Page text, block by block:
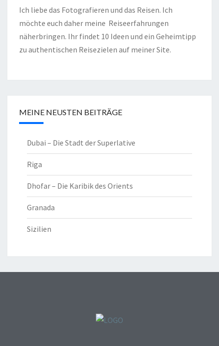
Ich liebe das Fotografieren und das Reisen. Ich
möchte euch daher meine Reiseerfahrungen
näherbringen. Ihr findet 10 Ideen und ein Geheimtipp
zu authentischen Reisezielen auf meiner Site.
MEINE NEUSTEN BEITRÄGE
Dubai – Die Stadt der Superlative
Riga
Dhofar – Die Karibik des Orients
Granada
Sizilien